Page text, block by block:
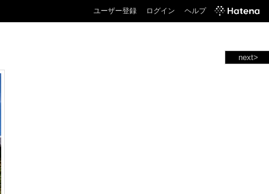
ユーザー登録 ログイン ヘルプ
next>